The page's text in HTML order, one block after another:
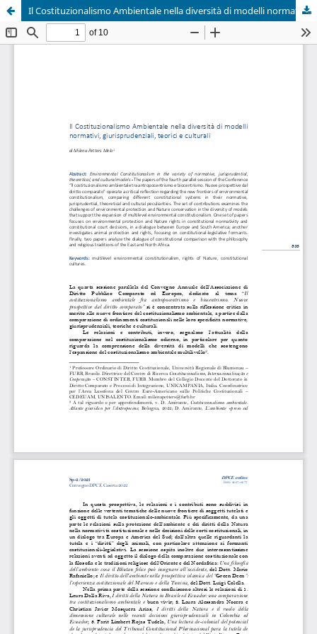
Il Costituzionalismo Ambientale nella diversità di modelli normativi, giurisprudenziali, teorici e culturali